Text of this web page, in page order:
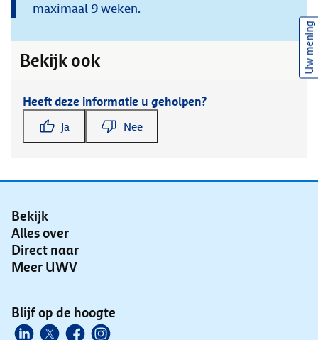
maximaal 9 weken.
Bekijk ook
Heeft deze informatie u geholpen?
Ja Nee
Bekijk
Alles over
Direct naar
Meer UWV
Blijf op de hoogte
Uw mening